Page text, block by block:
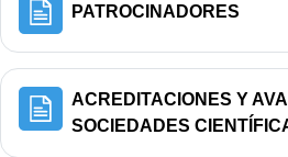
PATROCINADORES
ACREDITACIONES Y
SOCIEDADES